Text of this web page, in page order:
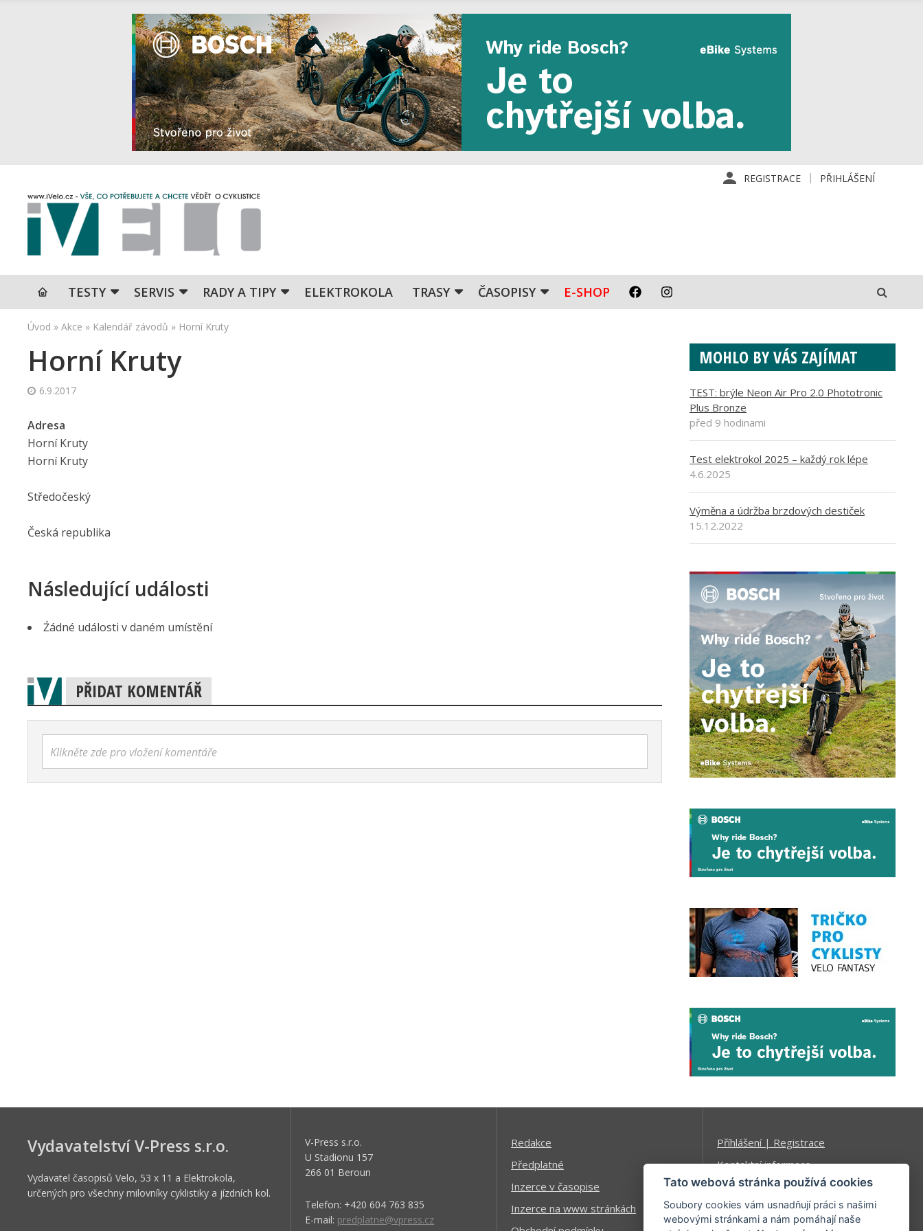
REGISTRACE PŘIHLÁŠENÍ
TESTY SERVIS RADY A TIPY ELEKTROKOLA TRASY ČASOPISY E-SHOP
Úvod » Akce » Kalendář závodů » Horní Kruty
Horní Kruty
6.9.2017
Adresa
Horní Kruty
Horní Kruty
Středočeský
Česká republika
Následující události
Źádné události v daném umístění
PŘIDAT KOMENTÁŘ
Klikněte zde pro vložení komentáře
MOHLO BY VÁS ZAJÍMAT
TEST: brýle Neon Air Pro 2.0 Phototronic
Plus Bronze
před 9 hodinami
Test elektrokol 2025 – každý rok lépe
4.6.2025
Výměna a údržba brzdových destiček
15.12.2022
Vydavatelství V-Press s.r.o.
Vydavatel časopisů Velo, 53 x 11 a Elektrokola,
určených pro všechny milovníky cyklistiky a jízdních kol.
V-Press s.r.o.
U Stadionu 157
266 01 Beroun
Telefon: +420 604 763 835
E-mail: predplatne@vpress.cz
Redakce
Předplatné
Inzerce v časopise
Inzerce na www stránkách
Příhlášení | Registrace
Kontaktní informace
Mapa stránek
Tato webová stránka používá cookies
Soubory cookies vám usnadňují práci s našimi
webovými stránkami a nám pomáhají naše